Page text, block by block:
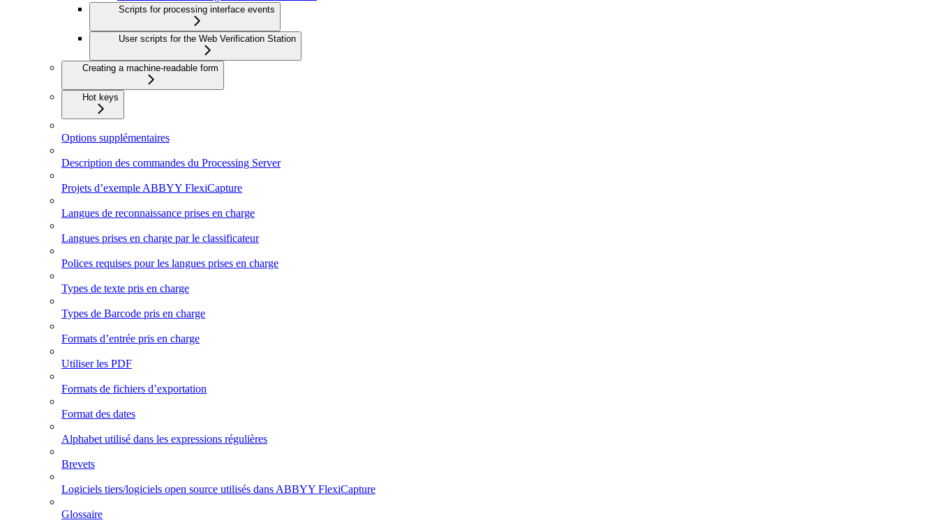
Scripts for processing interface events
User scripts for the Web Verification Station
Creating a machine-readable form
Hot keys
Options supplémentaires
Description des commandes du Processing Server
Projets d’exemple ABBYY FlexiCapture
Langues de reconnaissance prises en charge
Langues prises en charge par le classificateur
Polices requises pour les langues prises en charge
Types de texte pris en charge
Types de Barcode pris en charge
Formats d’entrée pris en charge
Utiliser les PDF
Formats de fichiers d’exportation
Format des dates
Alphabet utilisé dans les expressions régulières
Brevets
Logiciels tiers/logiciels open source utilisés dans ABBYY FlexiCapture
Glossaire